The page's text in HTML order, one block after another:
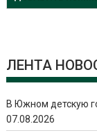
ЛЕНТА
В Южном детскую
07.08.2026